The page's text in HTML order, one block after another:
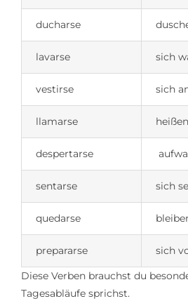
ducharse
lavarse sich
vestirse sich
llamarse heißen
despertarse
sentarse sich
quedarse
prepararse
sich
Diese Verben brauchst du
Tagesabläufe sprichst.